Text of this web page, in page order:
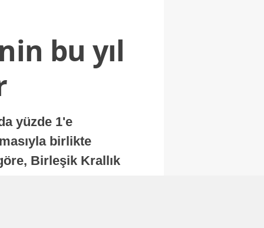
bu yıl
yüzde 1'e
birlikte
Birleşik Krallık